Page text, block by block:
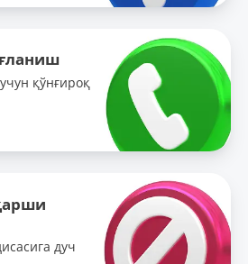
қўнғироқ
дуч